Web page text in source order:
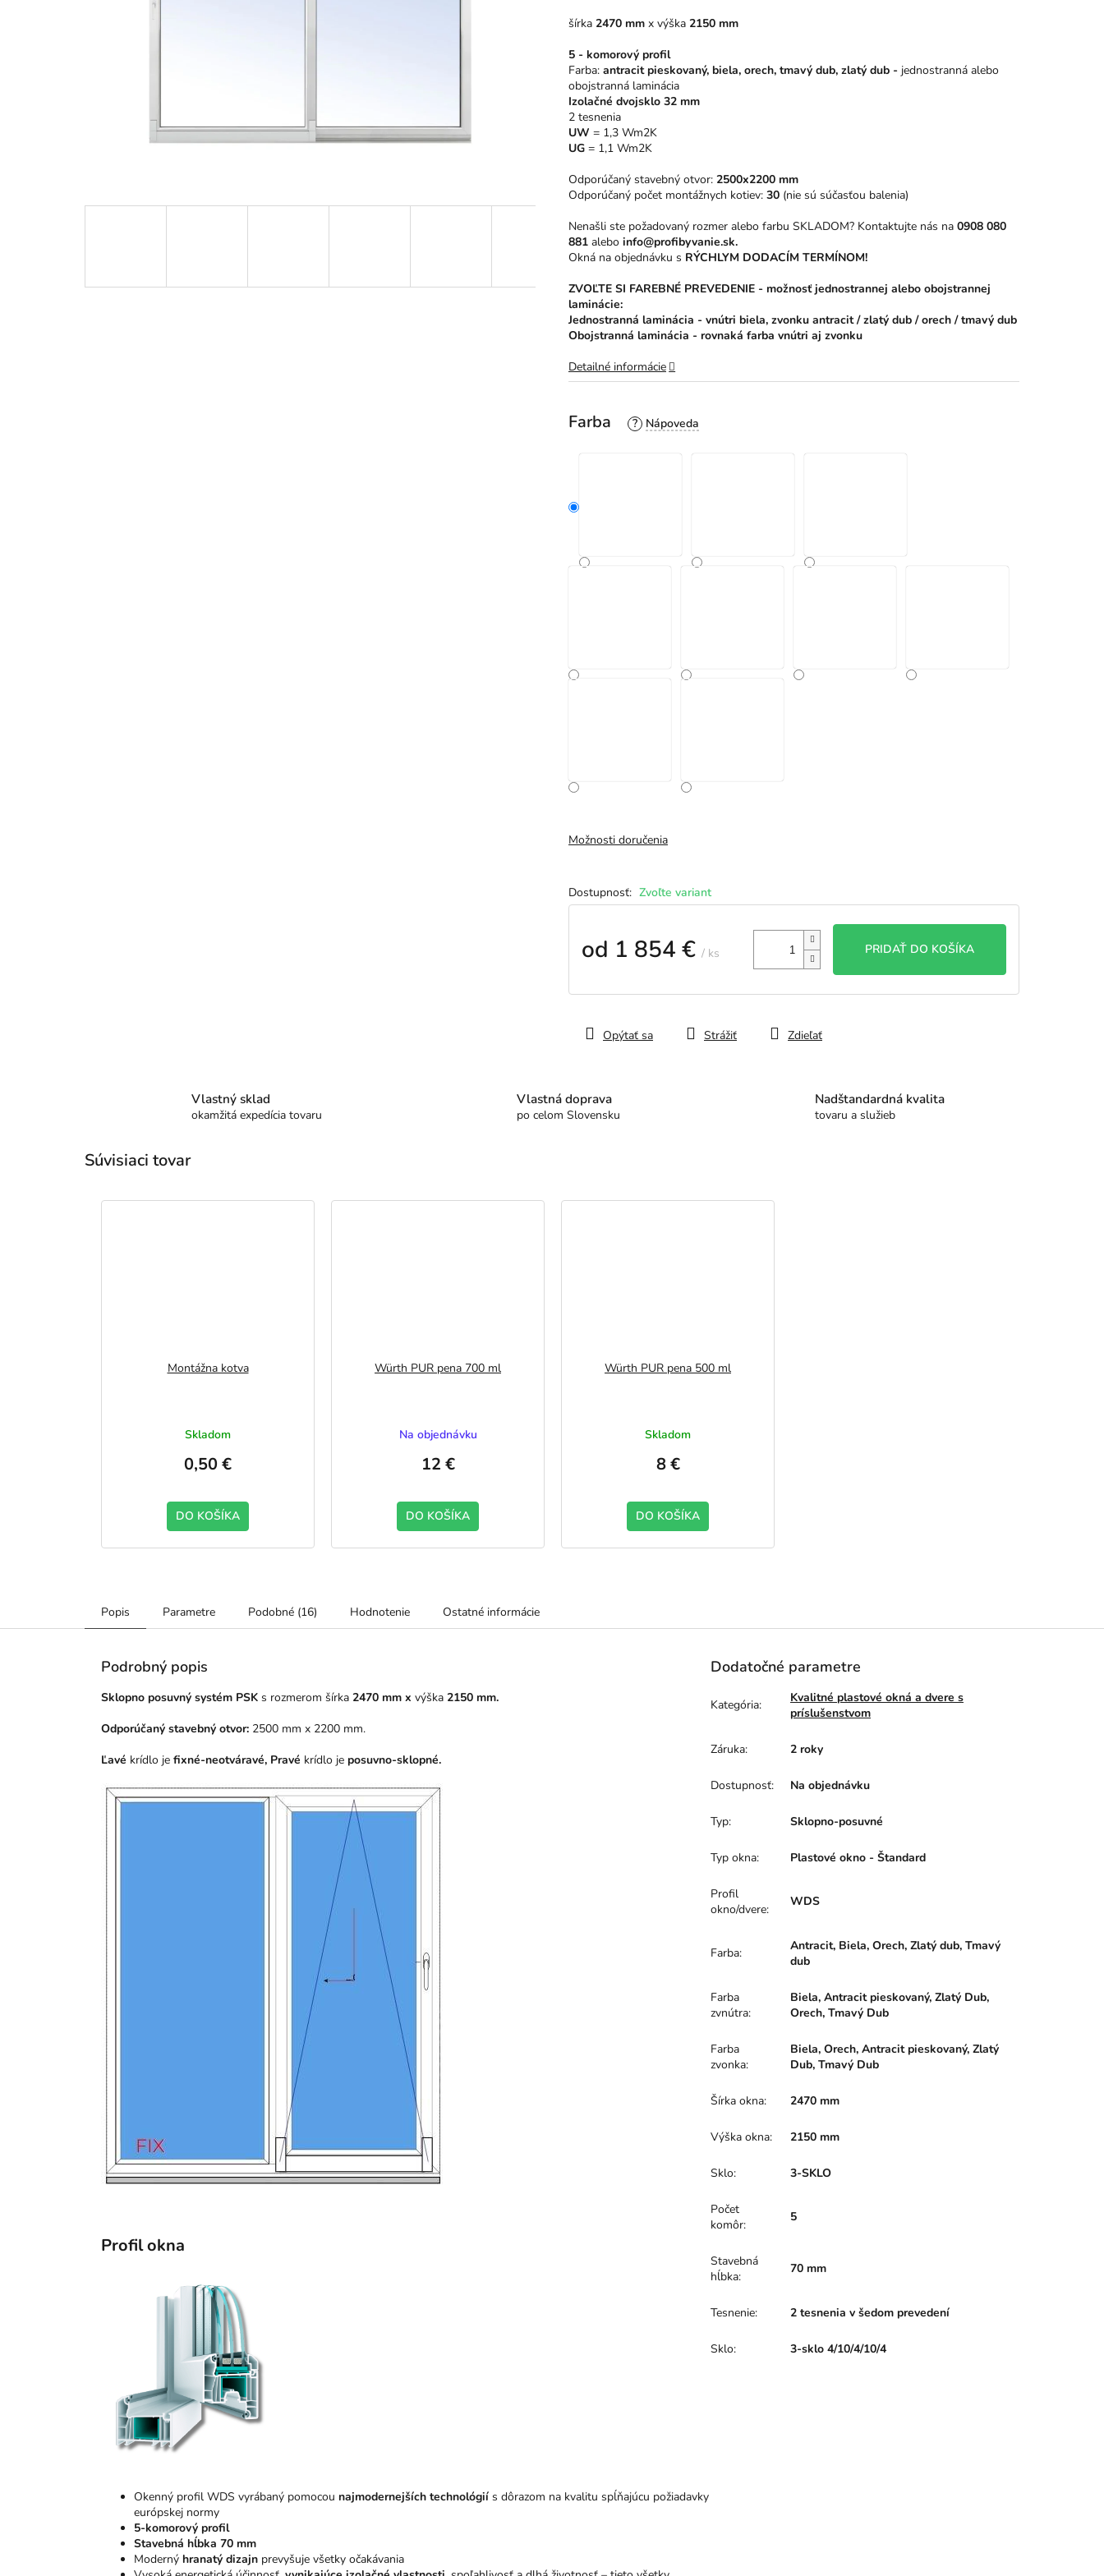
Zvoľte variant
Farba ?
Možnosti doručenia
od 1 854 € / ks
cena:
PRIDAŤ DO KOŠÍKA
šírka 2470 mm x výška 2150 mm
5 - komorový profil
Farba: antracit pieskovaný, biela, orech, tmavý dub, zlatý dub - jednostranná alebo
obojstranná laminácia
Izolačné dvojsklo 32 mm
2 tesnenia
UW = 1,3 Wm2K
UG = 1,1 Wm2K
Odporúčaný stavebný otvor: 2500x2200 mm
Odporúčaný počet montážnych kotiev: 30 (nie sú súčasťou balenia)
Nenašli ste požadovaný rozmer alebo farbu SKLADOM? Kontaktujte nás na 0908 080
881 alebo info@profibyvanie.sk.
Okná na objednávku s RÝCHLYM DODACÍM TERMÍNOM!
ZVOĽTE SI FAREBNÉ PREVEDENIE - možnosť jednostrannej alebo obojstrannej
laminácie:
Jednostranná laminácia - vnútri biela, zvonku antracit / zlatý dub / orech / tmavý dub
Obojstranná laminácia - rovnaká farba vnútri aj zvonku
Detailné informácie
Opýtať sa Strážiť Zdieľať
hviezdičiek.
Vlastný sklad
okamžitá expedícia tovaru
Vlastná doprava
po celom Slovensku
Nadštandardná kvalita
tovaru a služieb
Súvisiaci tovar
Montážna kotva
Skladom
0,50 €
DO KOŠÍKA
Würth PUR pena 700 ml
Na objednávku
12 €
DO KOŠÍKA
Würth PUR pena 500 ml
Skladom
8 €
DO KOŠÍKA
Popis Parametre Podobné (16) Hodnotenie Ostatné informácie
Podrobný popis
Sklopno posuvný systém PSK s rozmerom šírka 2470 mm x výška 2150 mm.
Odporúčaný stavebný otvor: 2500 mm x 2200 mm.
Ľavé krídlo je fixné-neotváravé, Pravé krídlo je posuvno-sklopné.
Profil okna
Okenný profil WDS vyrábaný pomocou najmodernejších technológií s dôrazom na kvalitu spĺňajúcu požiadavky
európskej normy
5-komorový profil
Stavebná hĺbka 70 mm
Moderný hranatý dizajn prevyšuje všetky očakávania
Dodatočné parametre
Kategória:
Kvalitné plastové okná a dvere s
príslušenstvom
Záruka: 2 roky
Dostupnosť: Na objednávku
Typ: Sklopno-posuvné
Typ okna: Plastové okno - Štandard
Profil
okno/dvere:
WDS
Farba:
Antracit, Biela, Orech, Zlatý dub, Tmavý
dub
Farba
zvnútra:
Biela, Antracit pieskovaný, Zlatý Dub,
Orech, Tmavý Dub
Farba
zvonka:
Biela, Orech, Antracit pieskovaný, Zlatý
Dub, Tmavý Dub
Šírka okna: 2470 mm
Výška okna: 2150 mm
Sklo: 3-SKLO
Počet
komôr:
5
Stavebná
hĺbka:
70 mm
Tesnenie: 2 tesnenia v šedom prevedení
Sklo: 3-sklo 4/10/4/10/4